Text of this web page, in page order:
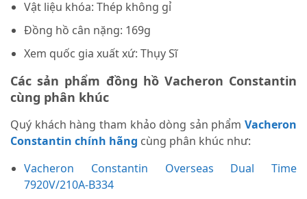
Vật liệu khóa: Thép không gỉ
Đồng hồ cân nặng: 169g
Xem quốc gia xuất xứ: Thụy Sĩ
Các sản phẩm đồng hồ Vacheron Constantin
cùng phân khúc
Quý khách hàng tham khảo dòng sản phẩm Vacheron
Constantin chính hãng cùng phân khúc như:
Vacheron Constantin Overseas Dual Time
7920V/210A-B334